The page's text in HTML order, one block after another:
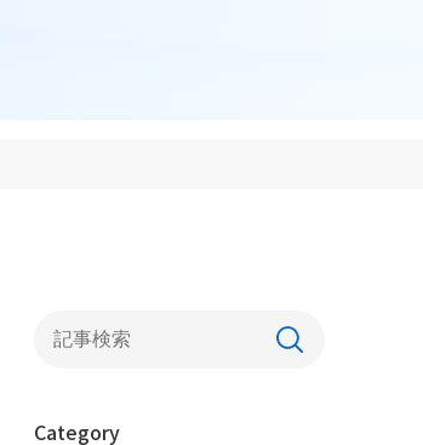
３．倉庫管理システム（WMS）
Category